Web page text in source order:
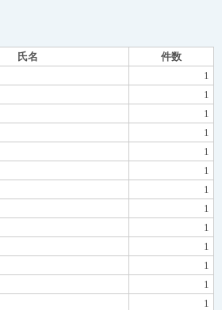
氏名
件数
1
1
1
1
1
1
1
1
1
1
1
1
1